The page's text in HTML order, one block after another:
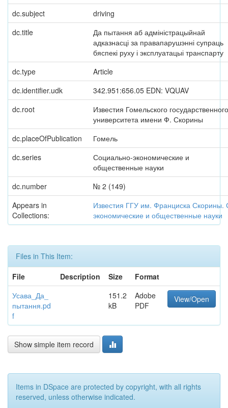
dc.subject
driving
dc.title
Да пытання аб адміністрацыйнай
адказнасці за правапарушэнні супраць
бяспекі руху і эксплуатацыі транспарту
dc.type
Article
dc.identifier.udk
342.951:656.05 EDN: VQUAV
dc.root
Известия Гомельского государственного
университета имени Ф. Скорины
dc.placeOfPublication
Гомель
dc.series
Социально-экономические и
общественные науки
dc.number
№ 2 (149)
Appears in
Collections:
Известия ГГУ им. Франциска Скорины.
экономические и общественные науки
Files in This Item:
File
Description Size
Format
Усава_Да_
пытання.pd
f
151.2
kB
Adobe
PDF
View/Open
Show simple item record
Items in DSpace are protected by copyright, with all rights
reserved, unless otherwise indicated.